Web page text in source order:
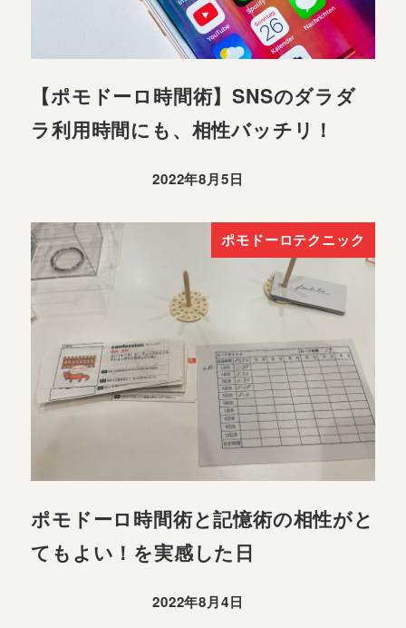
【ポモドーロ時間術】SNSのダラダ
ラ利用時間にも、相性バッチリ！
2022年8月5日
ポモドーロテクニック
ポモドーロ時間術と記憶術の相性がと
てもよい！を実感した日
2022年8月4日